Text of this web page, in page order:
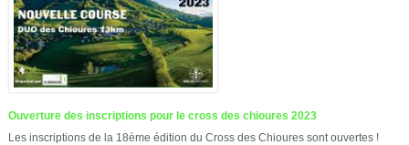
Ouverture des inscriptions pour le cross des chioures 2023
Les inscriptions de la 18ème édition du Cross des Chioures sont ouvertes !